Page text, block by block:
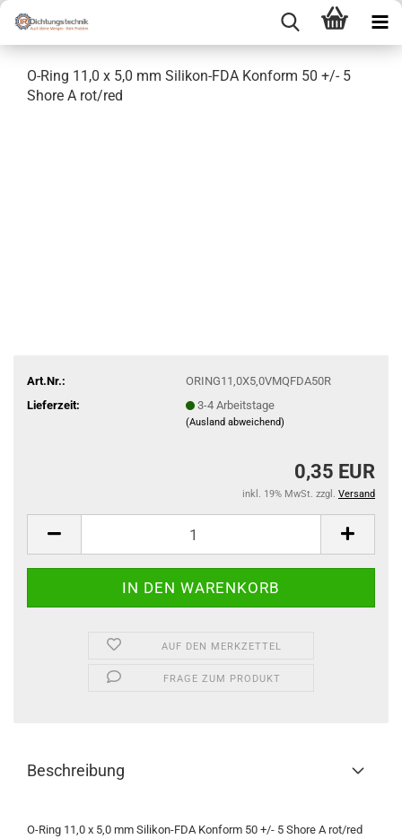
O-Ring 11,0 x 5,0 mm Silikon-FDA Konform 50 +/- 5
Shore A rot/red
Art.Nr.:
ORING11,0X5,0VMQFDA50R
Lieferzeit:
3-4 Arbeitstage
(Ausland abweichend)
0,35 EUR
inkl. 19% MwSt. zzgl. Versand
AUF DEN MERKZETTEL
FRAGE ZUM PRODUKT
Beschreibung
O-Ring 11,0 x 5,0 mm Silikon-FDA Konform 50 +/- 5 Shore A rot/red